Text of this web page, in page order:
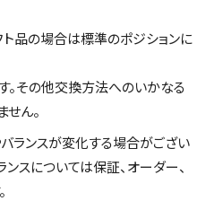
ト品の場合は標準のポジションに
。その他交換方法へのいかなる
ん。
ランスが変化する場合がござい
スについては保証、オーダー、